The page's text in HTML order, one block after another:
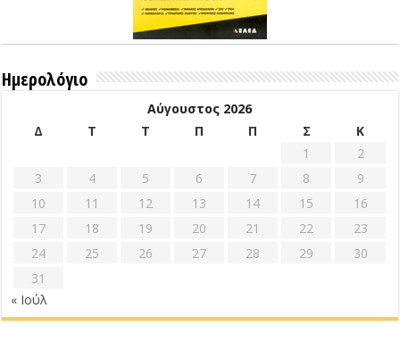
Ημερολόγιο
Αύγουστος 2026
Δ
Τ Τ Π Π Σ
Κ
1
2
3
4 5 6 7 8
9
10
11 12 13 14 15
16
17
18 19 20 21 22
23
24
25 26 27 28 29
30
31
« Ιούλ